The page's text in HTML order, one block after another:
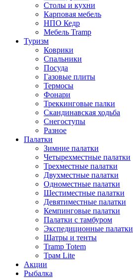
Столы и кухни
Карповая мебель
НПО Кедр
Мебель Tramp
Туризм
Коврики
Спальники
Посуда
Газовые плиты
Термосы
Фонари
Треккинговые палки
Скандинавская ходьба
Снегоступы
Разное
Палатки
Зимние палатки
Четырехместные палатки
Трехместные палатки
Двухместные палатки
Одноместные палатки
Шестиместные палатки
Девятиместные палатки
Кемпинговые палатки
Палатки с тамбуром
Экспедиционные палатки
Шатры и тенты
Tramp Totem
Трам Lite
Акции
Рыбалка